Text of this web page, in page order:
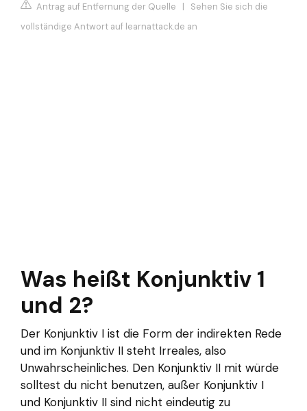
Antrag auf Entfernung der Quelle | Sehen Sie sich die
vollständige Antwort auf learnattack.de an
Was heißt Konjunktiv 1
und 2?
Der Konjunktiv I ist die Form der indirekten Rede
und im Konjunktiv II steht Irreales, also
Unwahrscheinliches. Den Konjunktiv II mit würde
solltest du nicht benutzen, außer Konjunktiv I
und Konjunktiv II sind nicht eindeutig zu